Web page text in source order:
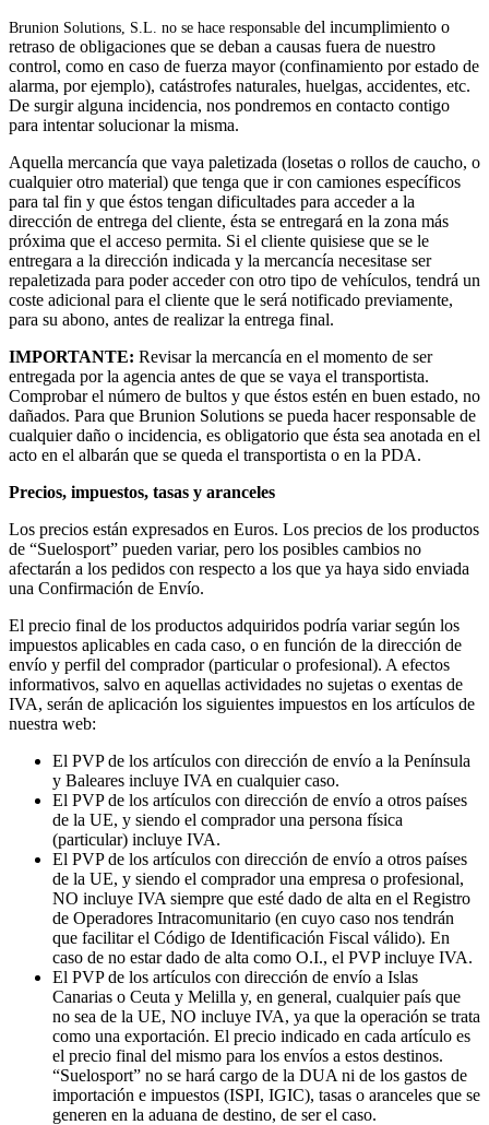
Brunion Solutions, S.L. no se hace responsable del incumplimiento o
retraso de obligaciones que se deban a causas fuera de nuestro
control, como en caso de fuerza mayor (confinamiento por estado de
alarma, por ejemplo), catástrofes naturales, huelgas, accidentes, etc.
De surgir alguna incidencia, nos pondremos en contacto contigo
para intentar solucionar la misma.
Aquella mercancía que vaya paletizada (losetas o rollos de caucho, o
cualquier otro material) que tenga que ir con camiones específicos
para tal fin y que éstos tengan dificultades para acceder a la
dirección de entrega del cliente, ésta se entregará en la zona más
próxima que el acceso permita. Si el cliente quisiese que se le
entregara a la dirección indicada y la mercancía necesitase ser
repaletizada para poder acceder con otro tipo de vehículos, tendrá un
coste adicional para el cliente que le será notificado previamente,
para su abono, antes de realizar la entrega final.
IMPORTANTE: Revisar la mercancía en el momento de ser
entregada por la agencia antes de que se vaya el transportista.
Comprobar el número de bultos y que éstos estén en buen estado, no
dañados. Para que Brunion Solutions se pueda hacer responsable de
cualquier daño o incidencia, es obligatorio que ésta sea anotada en el
acto en el albarán que se queda el transportista o en la PDA.
Precios, impuestos, tasas y aranceles
Los precios están expresados en Euros. Los precios de los productos
de “Suelosport” pueden variar, pero los posibles cambios no
afectarán a los pedidos con respecto a los que ya haya sido enviada
una Confirmación de Envío.
El precio final de los productos adquiridos podría variar según los
impuestos aplicables en cada caso, o en función de la dirección de
envío y perfil del comprador (particular o profesional). A efectos
informativos, salvo en aquellas actividades no sujetas o exentas de
IVA, serán de aplicación los siguientes impuestos en los artículos de
nuestra web:
El PVP de los artículos con dirección de envío a la Península
y Baleares incluye IVA en cualquier caso.
El PVP de los artículos con dirección de envío a otros países
de la UE, y siendo el comprador una persona física
(particular) incluye IVA.
El PVP de los artículos con dirección de envío a otros países
de la UE, y siendo el comprador una empresa o profesional,
NO incluye IVA siempre que esté dado de alta en el Registro
de Operadores Intracomunitario (en cuyo caso nos tendrán
que facilitar el Código de Identificación Fiscal válido). En
caso de no estar dado de alta como O.I., el PVP incluye IVA.
El PVP de los artículos con dirección de envío a Islas
Canarias o Ceuta y Melilla y, en general, cualquier país que
no sea de la UE, NO incluye IVA, ya que la operación se trata
como una exportación. El precio indicado en cada artículo es
el precio final del mismo para los envíos a estos destinos.
“Suelosport” no se hará cargo de la DUA ni de los gastos de
importación e impuestos (ISPI, IGIC), tasas o aranceles que se
generen en la aduana de destino, de ser el caso.